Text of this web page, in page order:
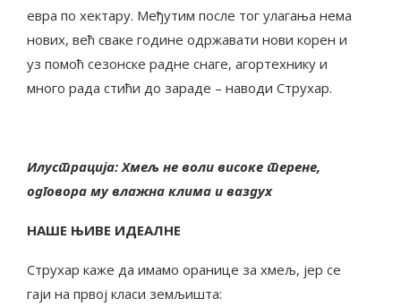
евра по хектару. Међутим после тог улагања нема
нових, већ сваке године одржавати нови корен и
уз помоћ сезонске радне снаге, агортехнику и
много рада стићи до зараде – наводи Струхар.
Илустрација: Хмељ не воли високе терене,
одговора му влажна клима и ваздух
НАШЕ ЊИВЕ ИДЕАЛНЕ
Струхар каже да имамо оранице за хмељ, јер се
гаји на првој класи земљишта: